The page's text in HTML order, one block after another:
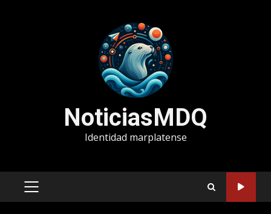
NoticiasMDQ
Identidad marplatense
MENÚ